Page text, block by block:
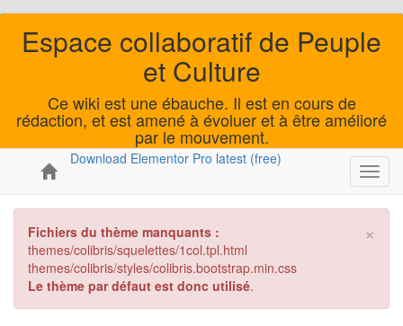
Espace collaboratif de Peuple
et Culture
Ce wiki est une ébauche. Il est en cours de
rédaction, et est amené à évoluer et à être amélioré
par le mouvement.
Download Elementor Pro latest (free)
×
Fichiers du thème manquants :
themes/colibris/squelettes/1col.tpl.html
themes/colibris/styles/colibris.bootstrap.min.css
Le thème par défaut est donc utilisé.